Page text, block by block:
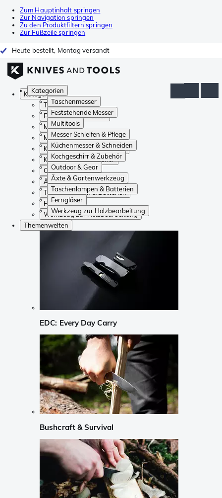
Zum Hauptinhalt springen
Zur Navigation springen
Zu den Produktfiltern springen
Zur Fußzeile springen
Heute bestellt, Montag versandt
Kategorien
Taschenmesser
Feststehende Messer
Multitools
Messer Schleifen & Pflege
Küchenmesser & Schneiden
Kochgeschirr & Zubehör
Outdoor & Gear
Äxte & Gartenwerkzeug
Taschenlampen & Batterien
Ferngläser
Werkzeug zur Holzbearbeitung
Kategorien
Taschenmesser
Feststehende Messer
Multitools
Messer Schleifen & Pflege
Küchenmesser & Schneiden
Kochgeschirr & Zubehör
Outdoor & Gear
Äxte & Gartenwerkzeug
Taschenlampen & Batterien
Ferngläser
Werkzeug zur Holzbearbeitung
Themenwelten
EDC: Every Day Carry
Bushcraft & Survival